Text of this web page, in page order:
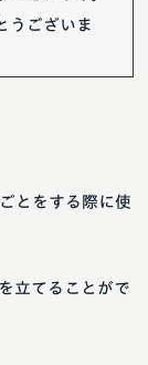
うございま
とをする際に使
立てることがで